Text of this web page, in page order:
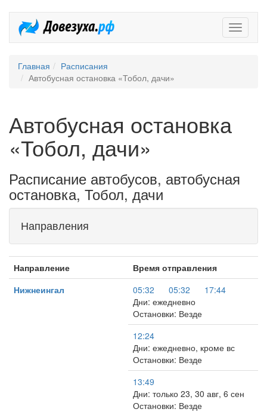
Главная
Расписания
Автобусная остановка «Тобол, дачи»
Автобусная остановка
«Тобол, дачи»
Расписание автобусов, автобусная
остановка, Тобол, дачи
Направления
Направление
Время отправления
Нижнеингал
05:32 05:32
17:44
Дни: ежедневно
Остановки: Везде
12:24
Дни: ежедневно, кроме вс
Остановки: Везде
13:49
Дни: только 23, 30 авг, 6 сен
Остановки: Везде